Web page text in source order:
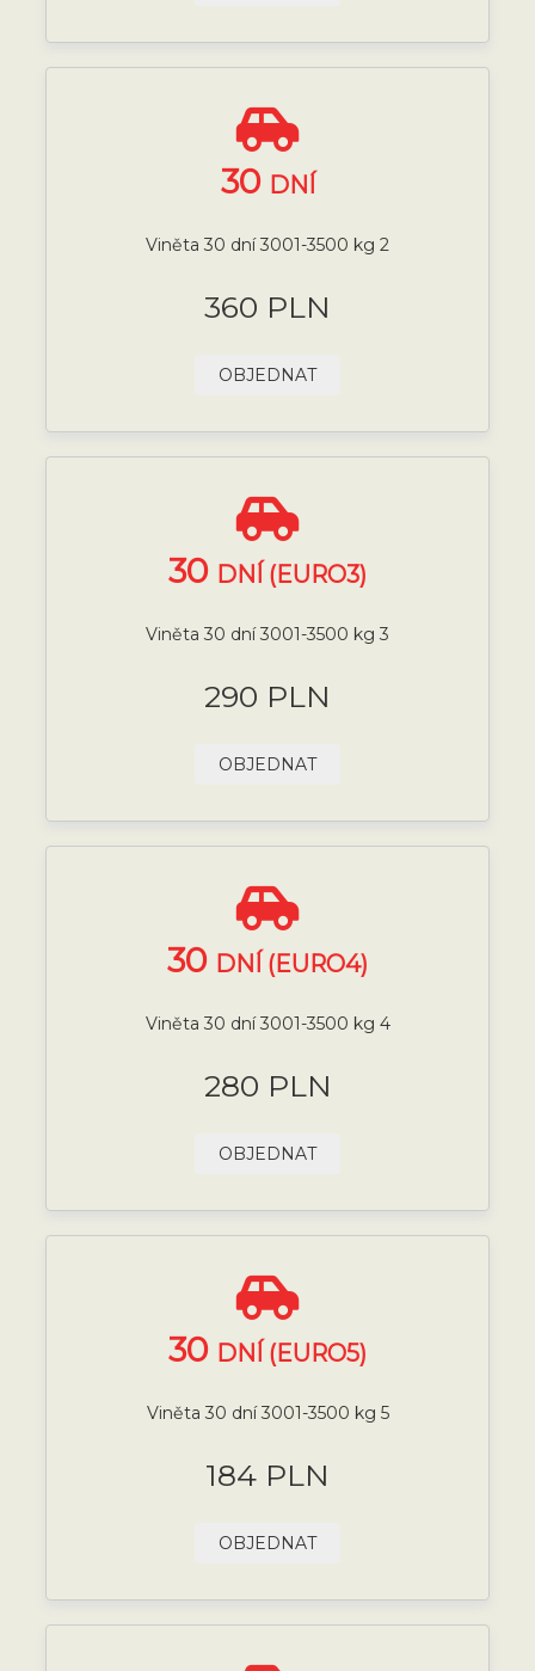
30 DNÍ
Viněta 30 dní 3001-3500 kg 2
360 PLN
OBJEDNAT
30 DNÍ (EURO3)
Viněta 30 dní 3001-3500 kg 3
290 PLN
OBJEDNAT
30 DNÍ (EURO4)
Viněta 30 dní 3001-3500 kg 4
280 PLN
OBJEDNAT
30 DNÍ (EURO5)
Viněta 30 dní 3001-3500 kg 5
184 PLN
OBJEDNAT